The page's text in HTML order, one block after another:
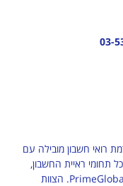
03-
רואי חשבון מובילה עם
. הצוות